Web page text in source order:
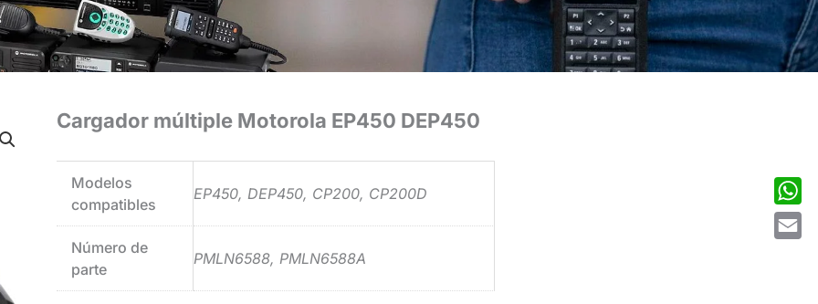
Cargador múltiple Motorola EP450 DEP450
Modelos
compatibles
EP450, DEP450, CP200, CP200D
Número de
parte
PMLN6588, PMLN6588A